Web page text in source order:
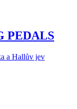
PEDALS
a Hallův jev